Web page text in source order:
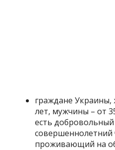
граждане
лет, мужчины – от
есть
совершеннолетний
проживающий на